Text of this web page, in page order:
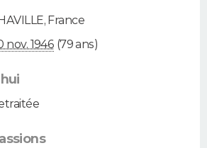
, France
nov. 1946 (79 ans)